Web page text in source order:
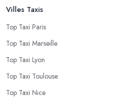
Villes Taxis
Top Taxi Paris
Top Taxi Marseille
Top Taxi Lyon
Top Taxi Toulouse
Top Taxi Nice